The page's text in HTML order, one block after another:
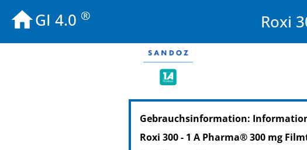
GI 4.0 ® Roxi
PZN: 02197432
PPN: 110219743250
NTIN: 04150021974326
Gebrauchsinformation:
Roxi 300 - 1 A Pharma® 300 mg